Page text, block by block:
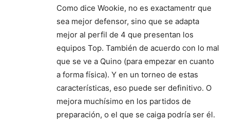
Como dice Wookie, no es exactamentr que
sea mejor defensor, sino que se adapta
mejor al perfil de 4 que presentan los
equipos Top. También de acuerdo con lo mal
que se ve a Quino (para empezar en cuanto
a forma física). Y en un torneo de estas
características, eso puede ser definitivo. O
mejora muchísimo en los partidos de
preparación, o el que se caiga podría ser él.